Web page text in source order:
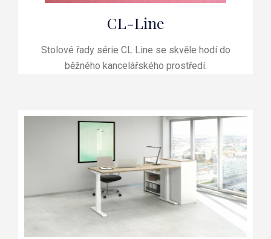
CL-Line
Stolové řady série CL Line se skvěle hodí do
běžného kancelářského prostředí.